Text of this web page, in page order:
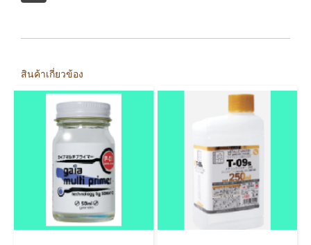
สินค้าเกี่ยวข้อง